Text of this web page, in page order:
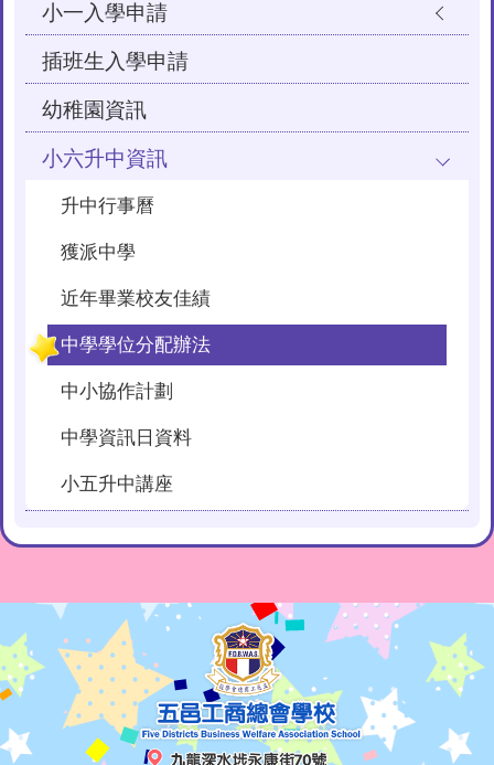
小一入學申請
插班生入學申請
幼稚園資訊
小六升中資訊
升中行事曆
獲派中學
近年畢業校友佳績
中學學位分配辦法
中小協作計劃
中學資訊日資料
小五升中講座